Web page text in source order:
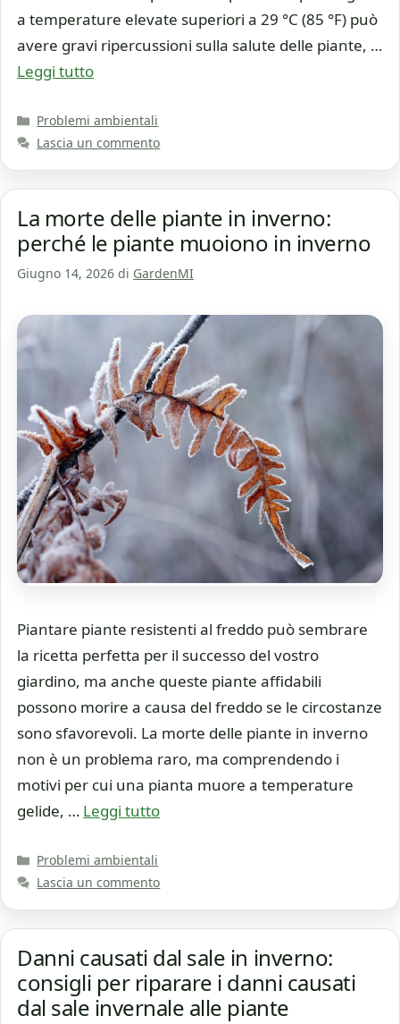
a temperature elevate superiori a 29 °C (85 °F) può
avere gravi ripercussioni sulla salute delle piante, …
Leggi tutto
Categorie
Problemi ambientali
Lascia un commento
La morte delle piante in inverno:
perché le piante muoiono in inverno
Giugno 14, 2026 di GardenMI
Piantare piante resistenti al freddo può sembrare
la ricetta perfetta per il successo del vostro
giardino, ma anche queste piante affidabili
possono morire a causa del freddo se le circostanze
sono sfavorevoli. La morte delle piante in inverno
non è un problema raro, ma comprendendo i
motivi per cui una pianta muore a temperature
gelide, … Leggi tutto
Categorie
Problemi ambientali
Lascia un commento
Danni causati dal sale in inverno:
consigli per riparare i danni causati
dal sale invernale alle piante